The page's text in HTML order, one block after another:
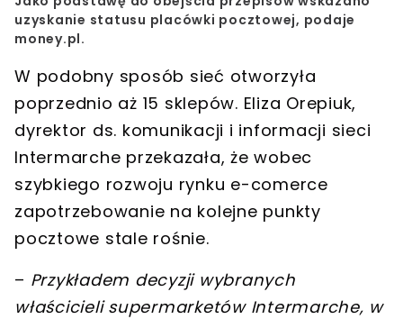
uzyskanie statusu placówki pocztowej, podaje
money.pl.
W podobny sposób sieć otworzyła
poprzednio aż 15 sklepów. Eliza Orepiuk,
dyrektor ds. komunikacji i informacji sieci
Intermarche przekazała, że wobec
szybkiego rozwoju rynku e-comerce
zapotrzebowanie na kolejne punkty
pocztowe stale rośnie.
– Przykładem decyzji wybranych
właścicieli supermarketów Intermarche, w